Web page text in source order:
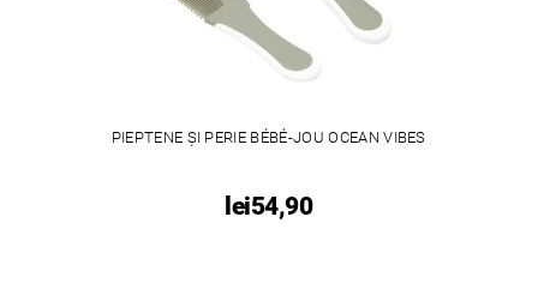
PIEPTENE ȘI PERIE BÉBÉ-JOU OCEAN VIBES
lei54,90